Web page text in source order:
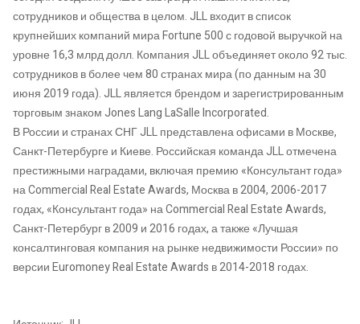
сотрудников и общества в целом. JLL входит в список
крупнейших компаний мира Fortune 500 с годовой выручкой на
уровне 16,3 млрд долл. Компания JLL объединяет около 92 тыс.
сотрудников в более чем 80 странах мира (по данным на 30
июня 2019 года). JLL является брендом и зарегистрированным
торговым знаком Jones Lang LaSalle Incorporated.
В России и странах СНГ JLL представлена офисами в Москве,
Санкт-Петербурге и Киеве. Российская команда JLL отмечена
престижными наградами, включая премию «Консультант года»
на Commercial Real Estate Awards, Москва в 2004, 2006-2017
годах, «Консультант года» на Commercial Real Estate Awards,
Санкт-Петербург в 2009 и 2016 годах, а также «Лучшая
консалтинговая компания на рынке недвижимости России» по
версии Euromoney Real Estate Awards в 2014-2018 годах.